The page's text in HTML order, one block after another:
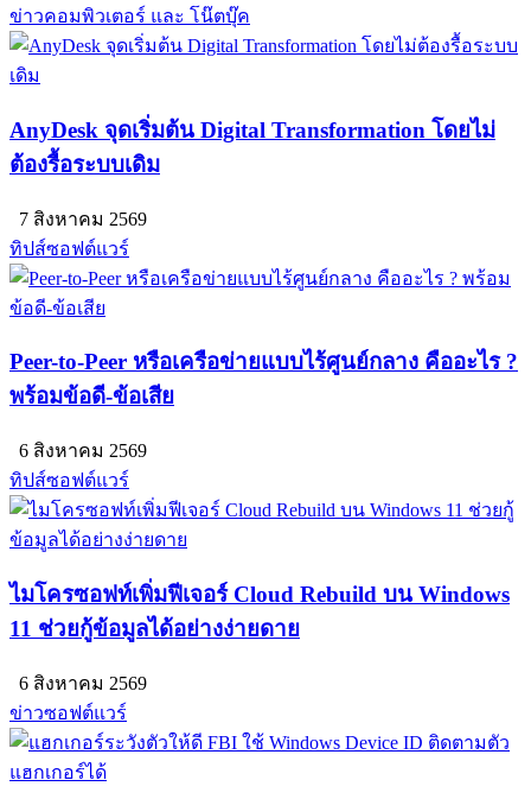
ข่าวคอมพิวเตอร์ และ โน๊ตบุ๊ค
AnyDesk จุดเริ่มต้น Digital Transformation โดยไม่
ต้องรื้อระบบเดิม
7 สิงหาคม 2569
ทิปส์ซอฟต์แวร์
Peer-to-Peer หรือเครือข่ายแบบไร้ศูนย์กลาง คืออะไร ?
พร้อมข้อดี-ข้อเสีย
6 สิงหาคม 2569
ทิปส์ซอฟต์แวร์
ไมโครซอฟท์เพิ่มฟีเจอร์ Cloud Rebuild บน Windows
11 ช่วยกู้ข้อมูลได้อย่างง่ายดาย
6 สิงหาคม 2569
ข่าวซอฟต์แวร์